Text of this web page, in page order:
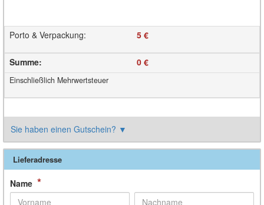
Porto & Verpackung: 5 €
Summe: 0 €
Einschließlich Mehrwertsteuer
Sie haben einen Gutschein? ▼
Lieferadresse
Name *